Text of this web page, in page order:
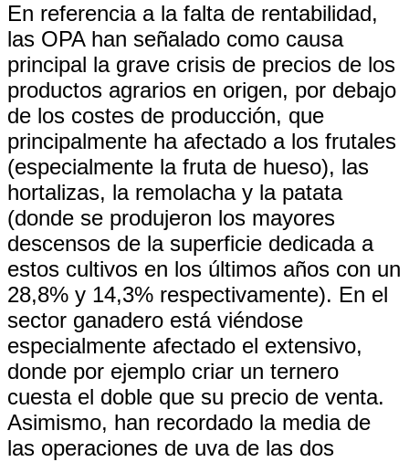
En referencia a la falta de rentabilidad,
las OPA han señalado como causa
principal la grave crisis de precios de los
productos agrarios en origen, por debajo
de los costes de producción, que
principalmente ha afectado a los frutales
(especialmente la fruta de hueso), las
hortalizas, la remolacha y la patata
(donde se produjeron los mayores
descensos de la superficie dedicada a
estos cultivos en los últimos años con un
28,8% y 14,3% respectivamente). En el
sector ganadero está viéndose
especialmente afectado el extensivo,
donde por ejemplo criar un ternero
cuesta el doble que su precio de venta.
Asimismo, han recordado la media de
las operaciones de uva de las dos